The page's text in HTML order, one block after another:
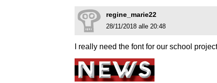
regine_marie22
28/11/2018 alle 20:48
I really need the font for our school project